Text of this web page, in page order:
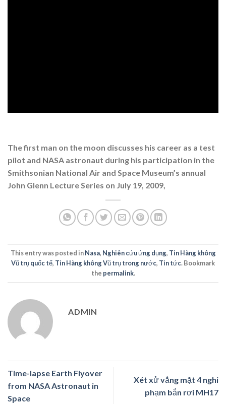
The first man on the moon discusses his career as a test
pilot and NASA astronaut during his participation in the
Smithsonian National Air and Space Museum’s annual
John Glenn Lecture Series on July 19, 2009,
This entry was posted inNasa, Nghiên cứu ứng dụng, Tin Hàng không
Vũ trụ quốc tế, Tin Hàng không Vũ trụ trong nước, Tin tức. Bookmark
the permalink.
ADMIN
Time-lapse Earth Flyover
from NASA Astronaut in
Space
Xét xử vắng mặt 4 nghi
phạm bắn rơi MH17